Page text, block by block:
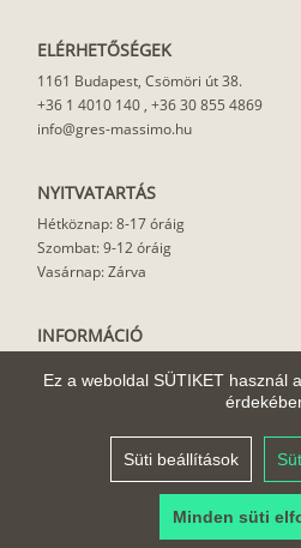
Ez a weboldal SÜTIKET használ
Süti beállítások
Minden süti
ELÉRHETŐSÉGEK
1161 Budapest, Csömöri út 38.
+36 1 4010 140 , +36 30 855 4869
info@gres-massimo.hu
NYITVATARTÁS
Hétköznap: 8-17 óráig
Szombat: 9-12 óráig
Vasárnap: Zárva
INFORMÁCIÓ
Felhasználási javaslat